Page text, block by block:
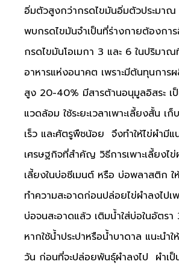
อิ่มตัวสูงกว่ากรดไขมันอิ่มตัวประมาณ
พบกรดไขมันจำเป็นที่ร่างกายต้องก
กรดไขมันโอเมกา 3 และ 6 ในปริมาณ
อาหารแห่งอนาคต เพราะมีต้นทุนกา
สูง 20-40% มีสารต้านอนุมูลอิสระ เ
แวดล้อม ใช้ระยะเวลาเพาะเลี้ยงสั้น เ
เร็ว และศัตรูพืชน้อย จึงทำให้ไข่ผำมีแ
เศรษฐกิจที่สำคัญ วิธีการเพาะเลี้ยงไข่
เลี้ยงในบ่อซีเมนต์ หรือ บ่อพลาสติก ใ
ทำความสะอาดก่อนปล่อยไข่ผำลงไปเ
บ่อจนสะอาดแล้ว เติมน้ำใส่บ่อในอัตร
หากใช้น้ำประปาหรือน้ำบาดาล แนะนำ
วัน ก่อนที่จะปล่อยพันธุ์ผำลงไป ผำเ